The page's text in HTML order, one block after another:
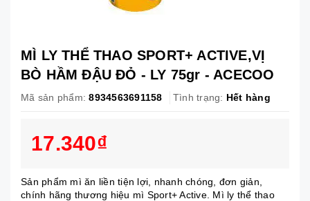
MÌ LY THỂ THAO SPORT+ ACTIVE,VỊ
BÒ HẦM ĐẬU ĐỎ - LY 75gr - ACECOO
Mã sản phẩm: 8934563691158 Tình trạng: Hết hàng
17.340₫
Sản phẩm mì ăn liền tiện lợi, nhanh chóng, đơn giản,
chính hãng thương hiệu mì Sport+ Active. Mì ly thể thao